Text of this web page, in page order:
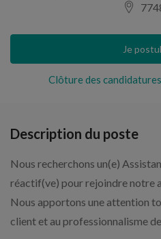
Clôture des
Je
Description du poste
Nous recherchons un(e)
réactif(ve) pour rejoindre notre
Nous apportons une attention
client et au professionnalisme